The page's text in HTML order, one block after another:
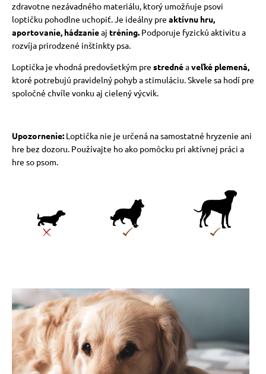
zdravotne nezávadného materiálu, ktorý umožňuje psovi
loptičku pohodlne uchopiť. Je ideálny pre aktívnu hru,
aportovanie, hádzanieaj tréning.Podporuje fyzickú aktivitu a
rozvíja prirodzené inštinkty psa.
Loptička je vhodná predovšetkým pre strednéaveľké plemená,
ktoré potrebujú pravidelný pohyb a stimuláciu. Skvele sa hodí pre
spoločné chvíle vonku aj cielený výcvik.
Upozornenie: Loptička nie je určená na samostatné hryzenie ani
hre bez dozoru. Používajte ho ako pomôcku pri aktívnej práci a
hre so psom.